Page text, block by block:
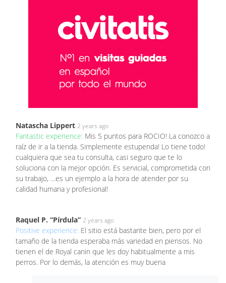
Natascha Lippert 2 years ago
Fantastic experience: Mis 5 puntos para ROCIO! La conozco a
raíz de ir a la tienda. Simplemente estupenda! Lo tiene todo!
cualquiera que sea tu consulta, casi seguro que te lo
soluciona con la mejor opción. Es servicial, comprometida con
su trabajo, …es un ejemplo a la hora de atender por su
calidad humana y profesional!
Raquel P. “Pírdula” 2 years ago
Positive experience: El sitio está bastante bien, pero por el
tamaño de la tienda esperaba más variedad en piensos. No
tienen el de Royal canin que les doy habitualmente a mis
perros. Por lo demás, la atención es muy buena